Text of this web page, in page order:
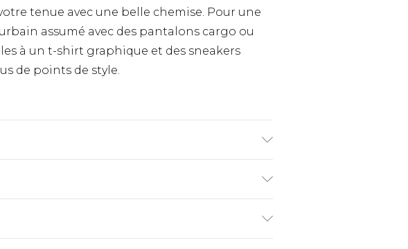
tenue avec une belle chemise. Pour une
assumé avec des pantalons cargo ou
à un t-shirt graphique et des sneakers
de points de style.
€9.99